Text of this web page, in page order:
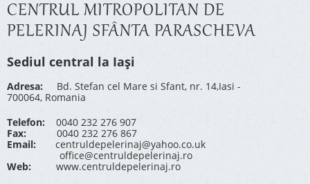
CENTRUL MITROPOLITAN DE
PELERINAJ SFÂNTA PARASCHEVA
Sediul central la Iași
Adresa: Bd. Stefan cel Mare si Sfant, nr. 14,Iasi -
700064, Romania
Telefon: 0040 232 276 907
Fax: 0040 232 276 867
Email:
centruldepelerinaj@yahoo.co.uk
office@centruldepelerinaj.ro
Web:
www.centruldepelerinaj.ro